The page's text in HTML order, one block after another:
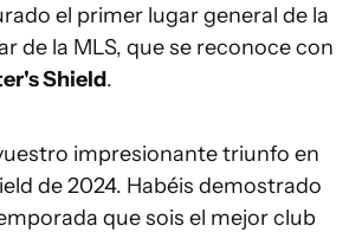
el primer lugar general de la
de la MLS, que se reconoce con
Shield.
impresionante triunfo en
de 2024. Habéis demostrado
que sois el mejor club